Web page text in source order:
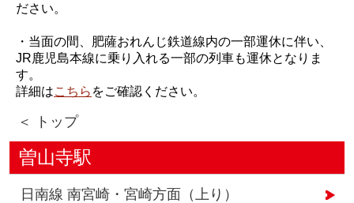
ださい。
・当面の間、肥薩おれんじ鉄道線内の一部運休に伴い、
JR鹿児島本線に乗り入れる一部の列車も運休となりま
す。
詳細はこちら をご確認ください。
＜ トップ
曽山寺駅
日南線 南宮崎・宮崎方面（上り）